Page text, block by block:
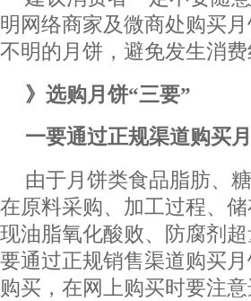
明网络商家及微商处购买
不明的月饼，避免发生消
》选购月饼“三要”
一要通过正规渠道购买月
由于月饼类食品脂肪、
在原料采购、加工过程、
现油脂氧化酸败、防腐剂
要通过正规销售渠道购买
购买，在网上购买时要注